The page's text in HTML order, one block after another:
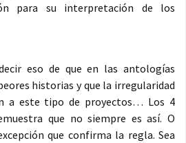
para su interpretación de los
eso de que en las antologías
historias y que la irregularidad
a este tipo de proyectos… Los 4
que no siempre es así. O
que confirma la regla. Sea